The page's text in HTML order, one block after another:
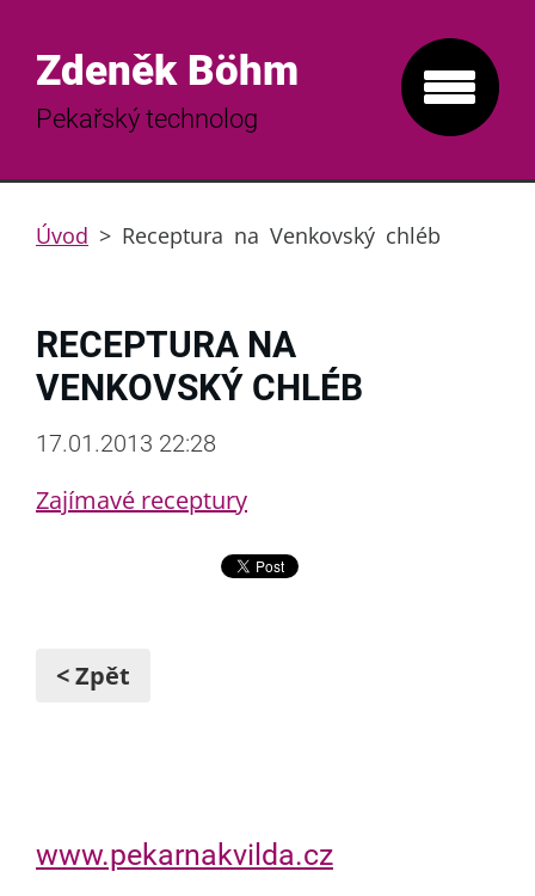
Zdeněk Böhm
Pekařský technolog
Úvod > Receptura na Venkovský chléb
RECEPTURA NA
VENKOVSKÝ CHLÉB
17.01.2013 22:28
Zajímavé receptury
< Zpět
www.pekarnakvilda.cz